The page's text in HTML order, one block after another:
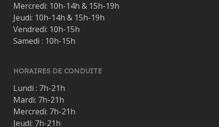
Mercredi: 10h-14h & 15h-19h
Jeudi: 10h-14h & 15h-19h
Vendredi: 10h-15h
Samedi : 10h-15h
HORAIRES DE CONDUITE
Lundi : 7h-21h
Mardi: 7h-21h
Mercredi: 7h-21h
Jeudi: 7h-21h